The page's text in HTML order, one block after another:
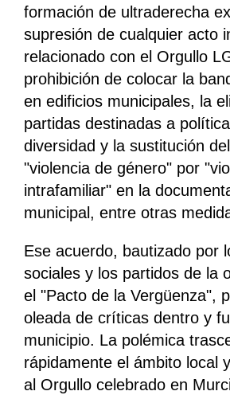
formación de ultraderecha
supresión de cualquier acto
relacionado con el Orgullo
prohibición de colocar la
en edificios municipales, la
partidas destinadas a
diversidad y la sustitución
"violencia de género" por
intrafamiliar" en la
municipal, entre otras
Ese acuerdo, bautizado por
sociales y los partidos de la
el "Pacto de la Vergüenza",
oleada de críticas dentro y
municipio. La polémica
rápidamente el ámbito local
al Orgullo celebrado en